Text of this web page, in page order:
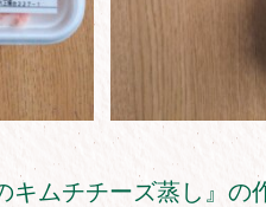
キムチチーズ蒸し』の